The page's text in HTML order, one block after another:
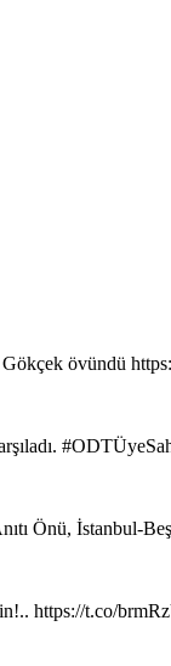
övündü
Önü, İstanbul-
https://t.co/